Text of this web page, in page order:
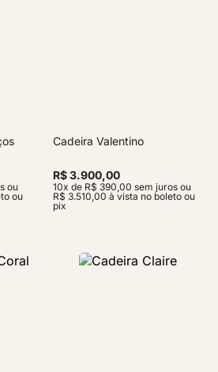
ou
ou
Cadeira Valentino
R$ 3.900,00
10x de R$ 390,00 sem juros ou
R$ 3.510,00 à vista no boleto ou
pix